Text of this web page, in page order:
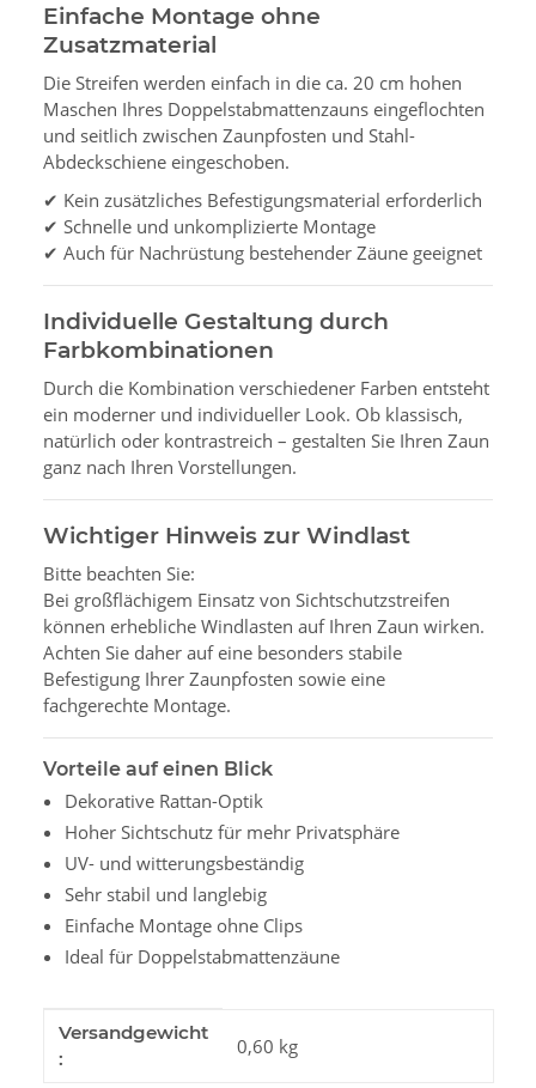
Einfache Montage ohne
Zusatzmaterial
Die Streifen werden einfach in die ca. 20 cm hohen
Maschen Ihres Doppelstabmattenzauns eingeflochten
und seitlich zwischen Zaunpfosten und Stahl-
Abdeckschiene eingeschoben.
✔ Kein zusätzliches Befestigungsmaterial erforderlich
✔ Schnelle und unkomplizierte Montage
✔ Auch für Nachrüstung bestehender Zäune geeignet
Individuelle Gestaltung durch
Farbkombinationen
Durch die Kombination verschiedener Farben entsteht
ein moderner und individueller Look. Ob klassisch,
natürlich oder kontrastreich – gestalten Sie Ihren Zaun
ganz nach Ihren Vorstellungen.
Wichtiger Hinweis zur Windlast
Bitte beachten Sie:
Bei großflächigem Einsatz von Sichtschutzstreifen
können erhebliche Windlasten auf Ihren Zaun wirken.
Achten Sie daher auf eine besonders stabile
Befestigung Ihrer Zaunpfosten sowie eine
fachgerechte Montage.
Vorteile auf einen Blick
Dekorative Rattan-Optik
Hoher Sichtschutz für mehr Privatsphäre
UV- und witterungsbeständig
Sehr stabil und langlebig
Einfache Montage ohne Clips
Ideal für Doppelstabmattenzäune
Produkteigenschaft
Wert
Versandgewicht
:
0,60 kg